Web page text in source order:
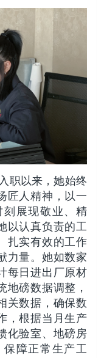
职以来，她始终
匠人精神，以一
展现敬业、精
以认真负责的工
扎实有效的工作
力量。她如数家
每日进出厂原材
地磅数据调整，
关数据，确保数
，根据当月生产
化验室、地磅房
障正常生产工